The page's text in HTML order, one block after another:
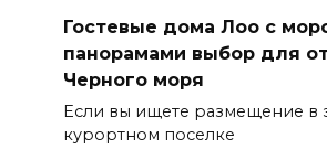
Гостевые дома Лоо с
панорамами выбор для
Черного моря
Если вы ищете размещение в
курортном поселке